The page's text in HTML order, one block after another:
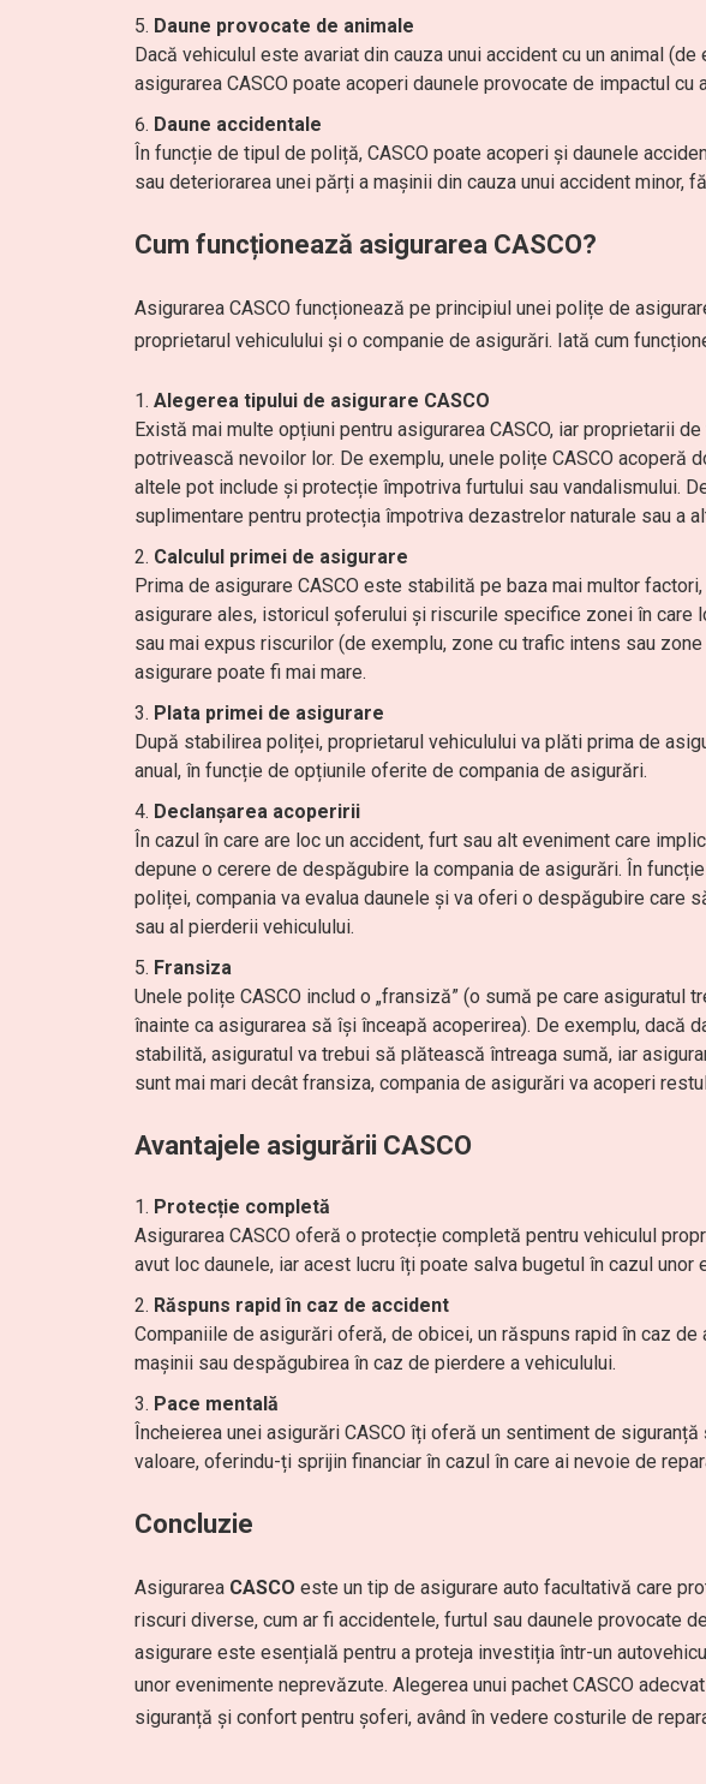
Daune provocate de animale
Dacă vehiculul este avariat din cauza unui accident cu un animal
asigurarea CASCO poate acoperi daunele provocate de impactul cu
Daune accidentale
În funcție de tipul de poliță, CASCO poate acoperi și daunele
sau deteriorarea unei părți a mașinii din cauza unui accident minor,
Cum funcționează asigurarea CASCO?
Asigurarea CASCO funcționează pe principiul unei polițe de
proprietarul vehiculului și o companie de asigurări. Iată cum
Alegerea tipului de asigurare CASCO
Există mai multe opțiuni pentru asigurarea CASCO, iar proprietarii
potrivească nevoilor lor. De exemplu, unele polițe CASCO acoperă
altele pot include și protecție împotriva furtului sau vandalismului.
suplimentare pentru protecția împotriva dezastrelor naturale sau a
Calculul primei de asigurare
Prima de asigurare CASCO este stabilită pe baza mai multor
asigurare ales, istoricul șoferului și riscurile specifice zonei în care
sau mai expus riscurilor (de exemplu, zone cu trafic intens sau
asigurare poate fi mai mare.
Plata primei de asigurare
După stabilirea poliței, proprietarul vehiculului va plăti prima de
anual, în funcție de opțiunile oferite de compania de asigurări.
Declanșarea acoperirii
În cazul în care are loc un accident, furt sau alt eveniment care
depune o cerere de despăgubire la compania de asigurări. În
poliței, compania va evalua daunele și va oferi o despăgubire care
sau al pierderii vehiculului.
Fransiza
Unele polițe CASCO includ o „fransiză” (o sumă pe care asiguratul
înainte ca asigurarea să își înceapă acoperirea). De exemplu, dacă
stabilită, asiguratul va trebui să plătească întreaga sumă, iar
sunt mai mari decât fransiza, compania de asigurări va acoperi
Avantajele asigurării CASCO
Protecție completă
Asigurarea CASCO oferă o protecție completă pentru vehiculul
avut loc daunele, iar acest lucru îți poate salva bugetul în cazul unor
Răspuns rapid în caz de accident
Companiile de asigurări oferă, de obicei, un răspuns rapid în caz
mașinii sau despăgubirea în caz de pierdere a vehiculului.
Pace mentală
Încheierea unei asigurări CASCO îți oferă un sentiment de
valoare, oferindu-ți sprijin financiar în cazul în care ai nevoie de
Concluzie
Asigurarea CASCO este un tip de asigurare auto facultativă care
riscuri diverse, cum ar fi accidentele, furtul sau daunele provocate
asigurare este esențială pentru a proteja investiția într-un
unor evenimente neprevăzute. Alegerea unui pachet CASCO
siguranță și confort pentru șoferi, având în vedere costurile de